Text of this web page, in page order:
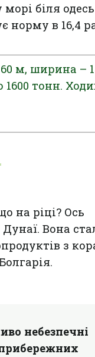
біля
норму в 16,4
м, ширина –
тонн.
на ріці? Ось
Вона
з
небезпечні